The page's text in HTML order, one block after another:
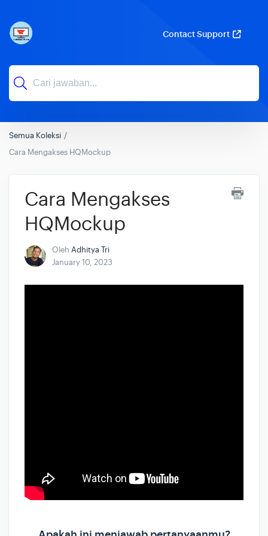
Contact Support
Semua Koleksi
Cara Mengakses HQMockup
Cara Mengakses
HQMockup
Oleh Adhitya Tri
January 10, 2023